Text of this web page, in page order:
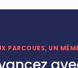
PARCOURS, UN